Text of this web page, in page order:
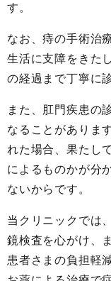
す。
なお、痔の手術治
生活に支障をきた
の経過まで丁寧に
また、肛門疾患の
なることがありま
れた場合、果たし
によるものかが分
ないからです。
当クリニックでは
鏡検査を心がけ、
患者さまの負担軽